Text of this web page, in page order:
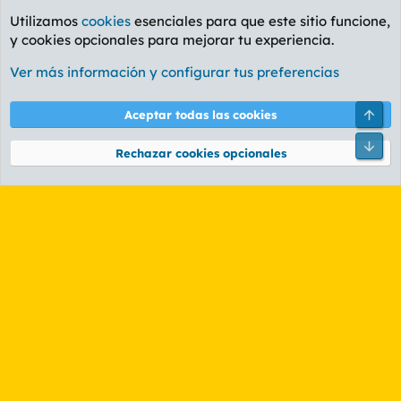
Foro General
Cookies
PL OLDSTYLE AMARILLO
Términos y reglas Política de privacidad Ayuda
Community platform by XenForo® © 2010-2026 XenForo Ltd.
Utilizamos cookies esenciales para que este sitio funcione,
y cookies opcionales para mejorar tu experiencia.
Ver más información y configurar tus preferencias
Aceptar todas las cookies
Rechazar cookies opcionales
Pie